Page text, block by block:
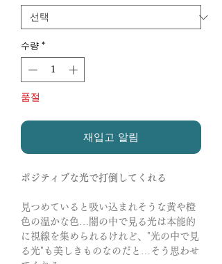
수량 *
품절
재입고 알림
ポジティブな光で打倒してくれる
見つめていると吸い込まれそうな黄や橙
色の温かな色…闇の中で見る光は本能的
に視線を集められるけれど、"光の中で見
る光"も美しきものなのだと…そう思わせ